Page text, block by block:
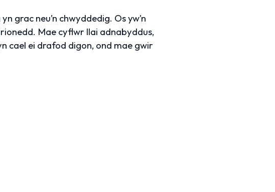
grac neu’n chwyddedig. Os yw’n
Mae cyflwr llai adnabyddus,
cael ei drafod digon, ond mae gwir